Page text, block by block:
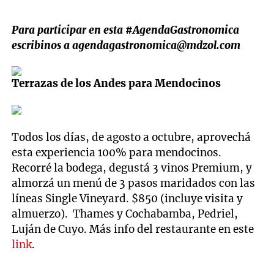
Para participar en esta #AgendaGastronomica
escribinos aagendagastronomica@mdzol.com
Terrazas de los Andes para Mendocinos
Todos los días, de agosto a octubre, aprovechá
esta experiencia 100% para mendocinos.
Recorré la bodega, degustá 3 vinos Premium, y
almorzá un menú de 3 pasos maridados con las
líneas Single Vineyard. $850 (incluye visita y
almuerzo). Thames y Cochabamba, Pedriel,
Luján de Cuyo. Más info del restaurante en este
link.